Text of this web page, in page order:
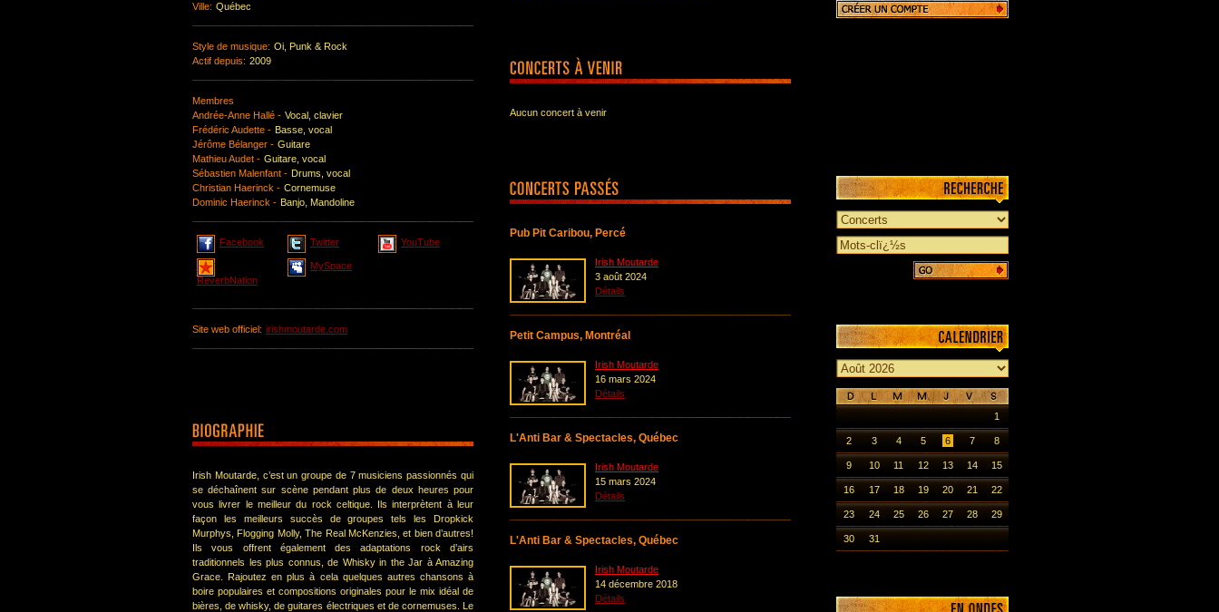
Ville: Québec
Style de musique: Oi, Punk & Rock
Actif depuis: 2009
Membres
Andrée-Anne Hallé - Vocal, clavier
Frédéric Audette - Basse, vocal
Jérôme Bélanger - Guitare
Mathieu Audet - Guitare, vocal
Sébastien Malenfant - Drums, vocal
Christian Haerinck - Cornemuse
Dominic Haerinck - Banjo, Mandoline
Facebook Twitter YouTube
ReverbNation
MySpace
Site web officiel: irishmoutarde.com
Irish Moutarde, c’est un groupe de 7 musiciens passionnés qui
se déchaînent sur scène pendant plus de deux heures pour
vous livrer le meilleur du rock celtique. Ils interprètent à leur
façon les meilleurs succès de groupes tels les Dropkick
Murphys, Flogging Molly, The Real McKenzies, et bien d’autres!
Ils vous offrent également des adaptations rock d’airs
traditionnels les plus connus, de Whisky in the Jar à Amazing
Grace. Rajoutez en plus à cela quelques autres chansons à
boire populaires et compositions originales pour le mix idéal de
bières, de whisky, de guitares électriques et de cornemuses. Le
Aucun concert à venir
Pub Pit Caribou, Percé
Irish Moutarde
3 août 2024
Détails
Petit Campus, Montréal
Irish Moutarde
16 mars 2024
Détails
L'Anti Bar & Spectacles, Québec
Irish Moutarde
15 mars 2024
Détails
L'Anti Bar & Spectacles, Québec
Irish Moutarde
14 décembre 2018
Détails
1
2 3 4 5 6 7 8
9 10 11 12 13 14 15
16 17 18 19 20 21 22
23 24 25 26 27 28 29
30 31